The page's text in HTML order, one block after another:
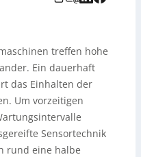
treffen hohe
Ein dauerhaft
das Einhalten der
Um vorzeitigen
Sensortechnik
rund eine halbe